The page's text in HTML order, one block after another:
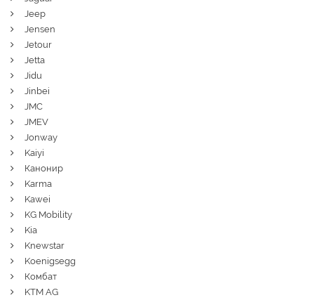
Jeep
Jensen
Jetour
Jetta
Jidu
Jinbei
JMC
JMEV
Jonway
Kaiyi
Канонир
Karma
Kawei
KG Mobility
Kia
Knewstar
Koenigsegg
Комбат
KTM AG